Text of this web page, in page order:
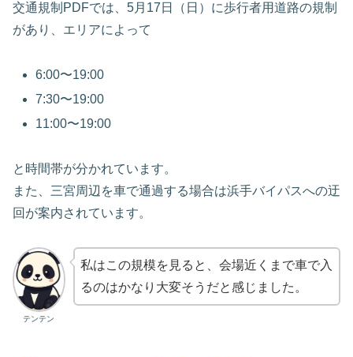
交通規制PDFでは、5月17日（日）に歩行者用道路の規制
があり、エリアによって
6:00〜19:00
7:30〜19:00
11:00〜19:00
と時間帯が分かれています。
また、三宮周辺を車で通過する場合は浜手バイパスへの迂
回が案内されています。
テンテン
私はこの規模を見ると、会場近くまで車で入
るのはかなり大変そうだと感じました。